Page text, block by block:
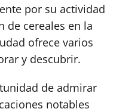
por su actividad
de cereales en la
ofrece varios
y descubrir.
de admirar
notables